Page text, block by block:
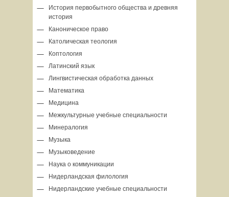
История первобытного общества и древняя
история
Каноническое право
Католическая теология
Коптология
Латинский язык
Лингвистическая обработка данных
Математика
Медицина
Межкультурные учебные специальности
Минералогия
Музыка
Музыковедение
Наука о коммуникации
Нидерландская филология
Нидерландские учебные специальности